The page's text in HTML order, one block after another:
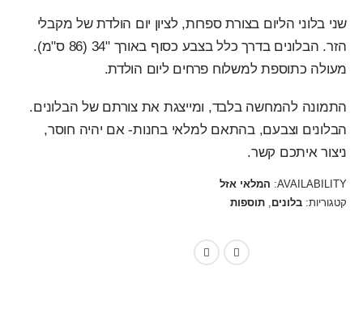
שני בלוני הליום בצורת ספרות, לציון יום הולדת של מקבלי
הזר. הבלונים בדרך כלל בצבע כסוף באורך "34 (86 ס"מ).
מעולה כתוספת למשלוח פרחים ליום הולדת.
התמונה להמחשה בלבד, ומייצגת את צורתם של הבלונים.
הבלונים וצבעם, בהתאם למלאי בחנות- אם יהיה חוסר,
ניצור איתכם קשר.
AVAILABILITY: המלאי אזל
קטגוריות: בלונים, תוספות
WhatsApp
Telegram
Gmail